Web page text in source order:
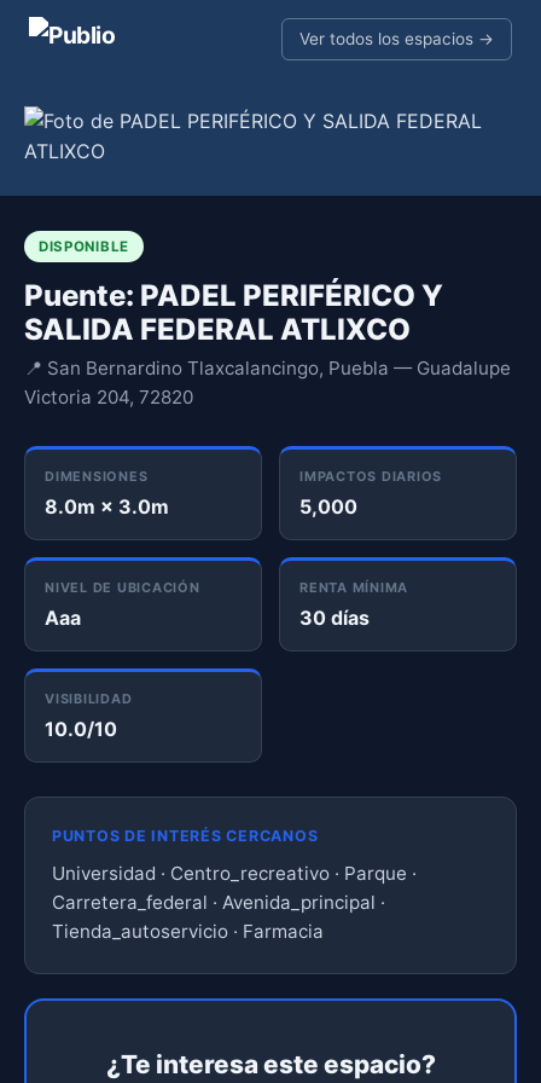
Ver todos los espacios →
DISPONIBLE
Puente: PADEL PERIFÉRICO Y
SALIDA FEDERAL ATLIXCO
📍 San Bernardino Tlaxcalancingo, Puebla — Guadalupe
Victoria 204, 72820
DIMENSIONES
8.0m × 3.0m
IMPACTOS DIARIOS
5,000
NIVEL DE UBICACIÓN
Aaa
RENTA MÍNIMA
30 días
VISIBILIDAD
10.0/10
PUNTOS DE INTERÉS CERCANOS
Universidad · Centro_recreativo · Parque ·
Carretera_federal · Avenida_principal ·
Tienda_autoservicio · Farmacia
¿Te interesa este espacio?